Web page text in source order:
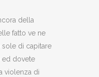
della
fatto ve ne
di capitare
ed dovete
violenza di